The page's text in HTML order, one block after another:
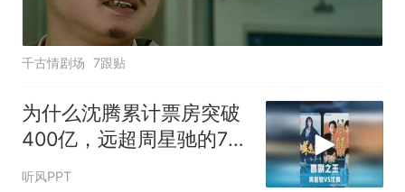
千古情剧场 7跟贴
为什么沈腾累计票房突破
400亿，远超周星驰的70
亿总票房
听风PPT